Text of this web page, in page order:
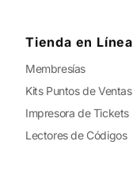
Tienda en Línea
Membresías
Kits Puntos de Ventas
Impresora de Tickets
Lectores de Códigos